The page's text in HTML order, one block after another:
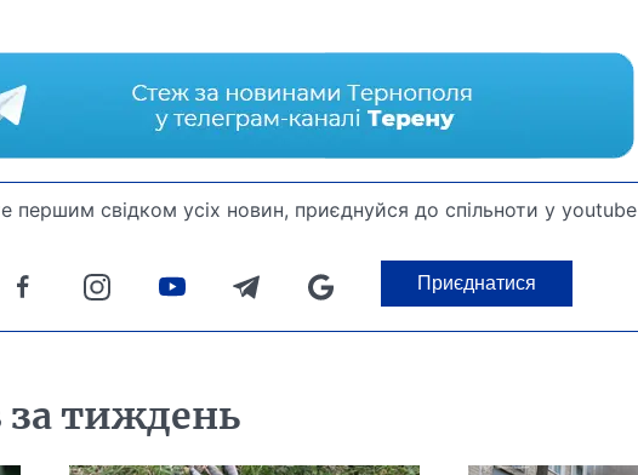
першим свідком усіх новин, приєднуйся до спільноти у youtube
Приєднатися
за тиждень